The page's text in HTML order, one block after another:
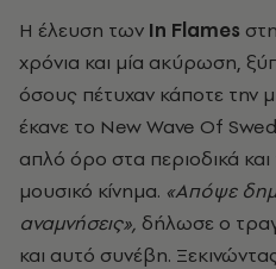
Η έλευση των In Flames
χρόνια και μία ακύρωση,
όσους πέτυχαν κάποτε την
έκανε το New Wave Of
απλό όρο στα περιοδικά και
μουσικό κίνημα. «Απόψε
αναμνήσεις», δήλωσε ο
και αυτό συνέβη.